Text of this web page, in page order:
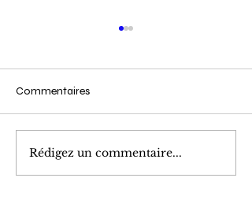
Cueillette du Matin
Commentaires
Rédigez un commentaire...